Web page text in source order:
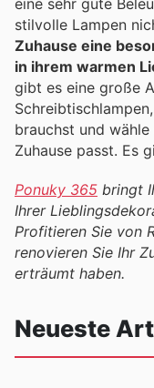
eine sehr gute
stilvolle Lampen
Zuhause eine
in ihrem warmen
gibt es eine große
brauchst und
Zuhause passt. Es
Ponuky 365 bringt
Ihrer
Profitieren Sie von
renovieren Sie Ihr
erträumt haben.
Neueste